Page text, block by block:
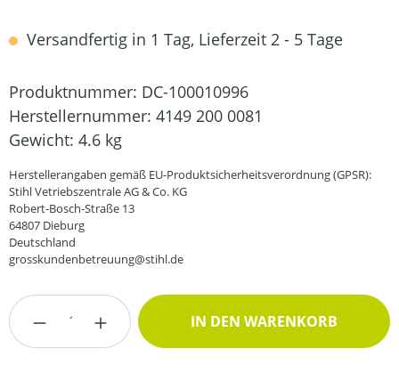
Versandfertig in 1 Tag, Lieferzeit 2 - 5 Tage
Produktnummer: DC-100010996
Herstellernummer: 4149 200 0081
Gewicht: 4.6 kg
Herstellerangaben gemäß EU-Produktsicherheitsverordnung (GPSR):
Stihl Vetriebszentrale AG & Co. KG
Robert-Bosch-Straße 13
64807 Dieburg
Deutschland
grosskundenbetreuung@stihl.de
Produkt Anzahl: Gib den gewünschten
IN DEN WARENKORB